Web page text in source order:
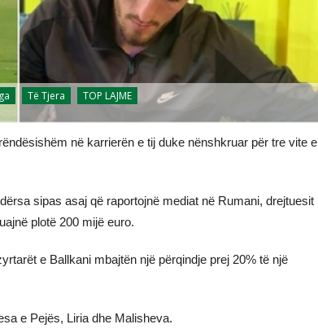
Të Tjera TOP LAJME
në karrierën e tij duke nënshkruar për tre vite e
sipas asaj që raportojnë mediat në Rumani, drejtuesit
plotë 200 mijë euro.
e Ballkani mbajtën një përqindje prej 20% të një
e Pejës, Liria dhe Malisheva.